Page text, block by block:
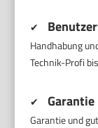
✔
Handhabung
Technik-Profi
✔
Garantie und